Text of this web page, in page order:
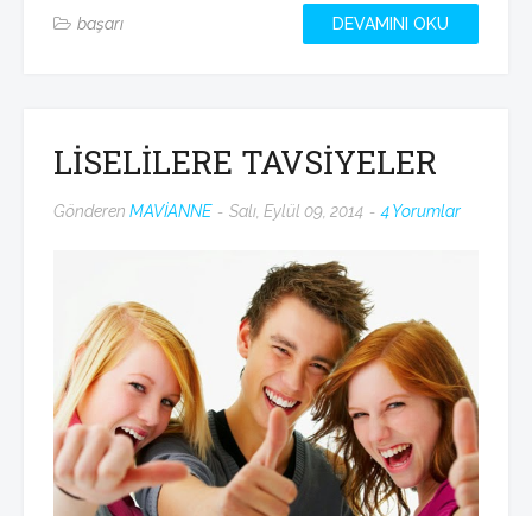
başarı DEVAMINI OKU
LİSELİLERE TAVSİYELER
Gönderen MAVİANNE Salı, Eylül 09, 2014 4 Yorumlar